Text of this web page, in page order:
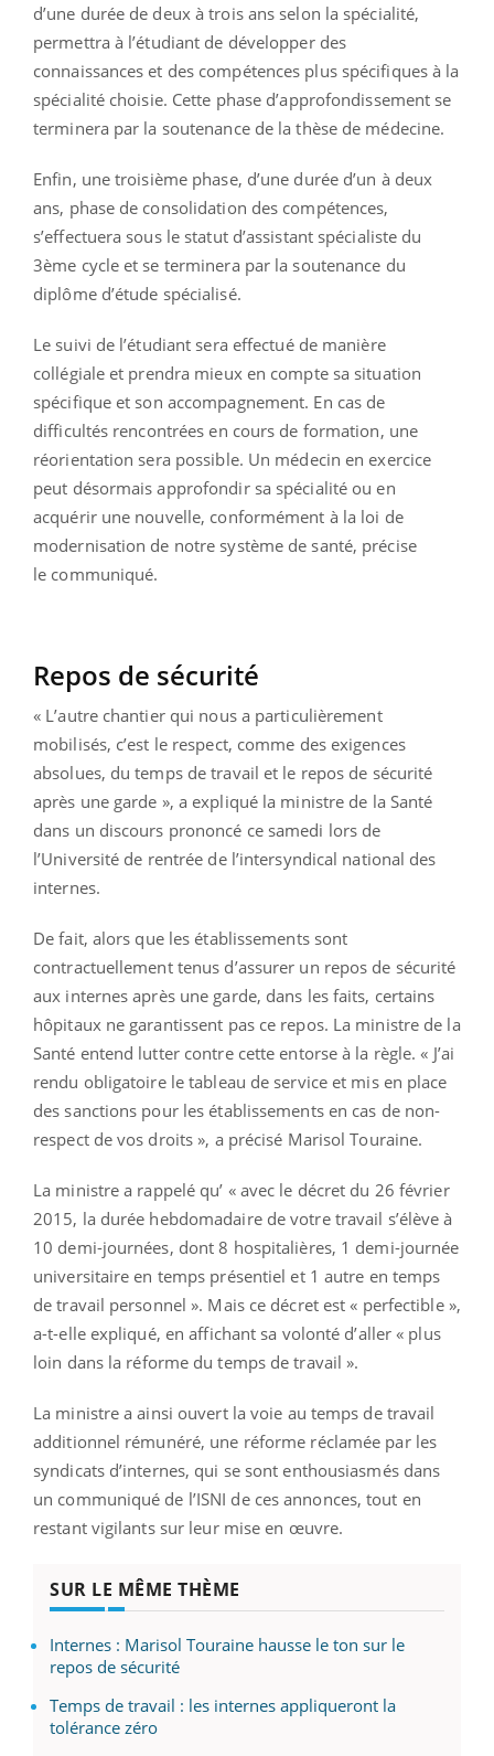
d’une durée de deux à trois ans selon la spécialité,
permettra à l’étudiant de développer des
connaissances et des compétences plus spécifiques à la
spécialité choisie. Cette phase d’approfondissement se
terminera par la soutenance de la thèse de médecine.
Enfin, une troisième phase, d’une durée d’un à deux
ans, phase de consolidation des compétences,
s’effectuera sous le statut d’assistant spécialiste du
3ème cycle et se terminera par la soutenance du
diplôme d’étude spécialisé.
Le suivi de l’étudiant sera effectué de manière
collégiale et prendra mieux en compte sa situation
spécifique et son accompagnement. En cas de
difficultés rencontrées en cours de formation, une
réorientation sera possible. Un médecin en exercice
peut désormais approfondir sa spécialité ou en
acquérir une nouvelle, conformément à la loi de
modernisation de notre système de santé, précise
le communiqué.
Repos de sécurité
« L’autre chantier qui nous a particulièrement
mobilisés, c’est le respect, comme des exigences
absolues, du temps de travail et le repos de sécurité
après une garde », a expliqué la ministre de la Santé
dans un discours prononcé ce samedi lors de
l’Université de rentrée de l’intersyndical national des
internes.
De fait, alors que les établissements sont
contractuellement tenus d’assurer un repos de sécurité
aux internes après une garde, dans les faits, certains
hôpitaux ne garantissent pas ce repos. La ministre de la
Santé entend lutter contre cette entorse à la règle. « J’ai
rendu obligatoire le tableau de service et mis en place
des sanctions pour les établissements en cas de non-
respect de vos droits », a précisé Marisol Touraine.
La ministre a rappelé qu’ « avec le décret du 26 février
2015, la durée hebdomadaire de votre travail s’élève à
10 demi-journées, dont 8 hospitalières, 1 demi-journée
universitaire en temps présentiel et 1 autre en temps
de travail personnel ». Mais ce décret est « perfectible »,
a-t-elle expliqué, en affichant sa volonté d’aller « plus
loin dans la réforme du temps de travail ».
La ministre a ainsi ouvert la voie au temps de travail
additionnel rémunéré, une réforme réclamée par les
syndicats d’internes, qui se sont enthousiasmés dans
un communiqué de l’ISNI de ces annonces, tout en
restant vigilants sur leur mise en œuvre.
SUR LE MÊME THÈME
Internes : Marisol Touraine hausse le ton sur le
repos de sécurité
Temps de travail : les internes appliqueront la
tolérance zéro